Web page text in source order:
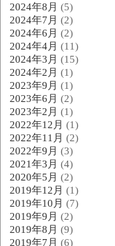
2024年8月 (5)
2024年7月 (2)
2024年6月 (2)
2024年4月 (11)
2024年3月 (15)
2024年2月 (1)
2023年9月 (1)
2023年6月 (2)
2023年2月 (1)
2022年12月 (1)
2022年11月 (2)
2022年9月 (3)
2021年3月 (4)
2020年5月 (2)
2019年12月 (1)
2019年10月 (7)
2019年9月 (2)
2019年8月 (9)
2019年7月 (6)